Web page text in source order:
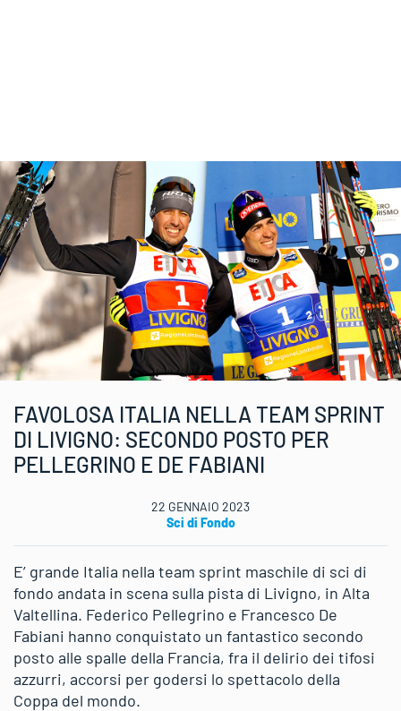
FAVOLOSA ITALIA NELLA TEAM SPRINT
DI LIVIGNO: SECONDO POSTO PER
PELLEGRINO E DE FABIANI
22 GENNAIO 2023
Sci di Fondo
E’ grande Italia nella team sprint maschile di sci di
fondo andata in scena sulla pista di Livigno, in Alta
Valtellina. Federico Pellegrino e Francesco De
Fabiani hanno conquistato un fantastico secondo
posto alle spalle della Francia, fra il delirio dei tifosi
azzurri, accorsi per godersi lo spettacolo della
Coppa del mondo.